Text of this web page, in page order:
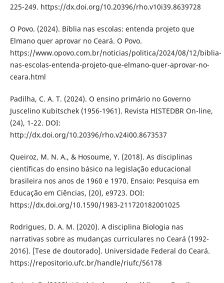
225-249. https://dx.doi.org/10.20396/rho.v10i39.8639728
O Povo. (2024). Bíblia nas escolas: entenda projeto que
Elmano quer aprovar no Ceará. O Povo.
https://www.opovo.com.br/noticias/politica/2024/08/12/biblia-
nas-escolas-entenda-projeto-que-elmano-quer-aprovar-no-
ceara.html
Padilha, C. A. T. (2024). O ensino primário no Governo
Juscelino Kubitschek (1956-1961). Revista HISTEDBR On-line,
(24), 1-22. DOI:
http://dx.doi.org/10.20396/rho.v24i00.8673537
Queiroz, M. N. A., & Hosoume, Y. (2018). As disciplinas
científicas do ensino básico na legislação educacional
brasileira nos anos de 1960 e 1970. Ensaio: Pesquisa em
Educação em Ciências, (20), e9723. DOI:
https://dx.doi.org/10.1590/1983-211720182001025
Rodrigues, D. A. M. (2020). A disciplina Biologia nas
narrativas sobre as mudanças curriculares no Ceará (1992-
2016). [Tese de doutorado]. Universidade Federal do Ceará.
https://repositorio.ufc.br/handle/riufc/56178